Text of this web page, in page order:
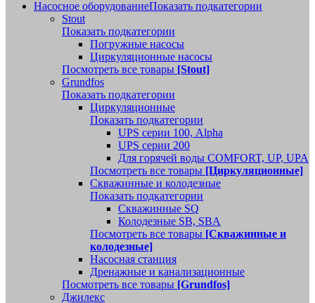
Насосное оборудованиеПоказать подкатегории
Stout
Показать подкатегории
Погружные насосы
Циркуляционные насосы
Посмотреть все товары [Stout]
Grundfos
Показать подкатегории
Циркуляционные
Показать подкатегории
UPS серии 100, Alpha
UPS серии 200
Для горячей воды COMFORT, UP, UPA
Посмотреть все товары [Циркуляционные]
Скважинные и колодезные
Показать подкатегории
Скважинные SQ
Колодезные SB, SBA
Посмотреть все товары [Скважинные и
колодезные]
Насосная станция
Дренажные и канализационные
Посмотреть все товары [Grundfos]
Джилекс